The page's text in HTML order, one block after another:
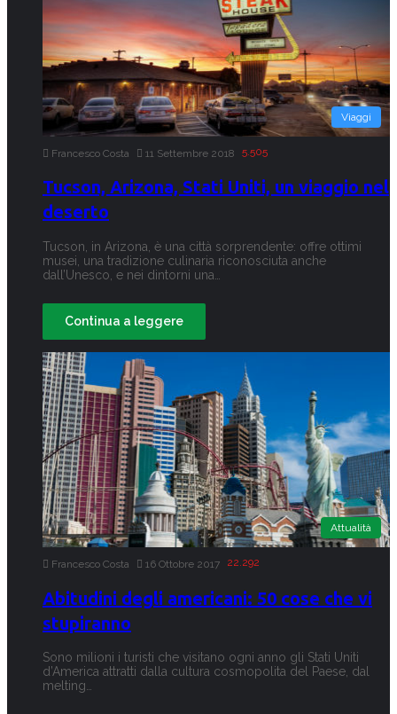
Viaggi
Francesco Costa 11 Settembre 2018 5.505
Tucson, Arizona, Stati Uniti, un viaggio nel
deserto
Tucson, in Arizona, è una città sorprendente: offre ottimi
musei, una tradizione culinaria riconosciuta anche
dall’Unesco, e nei dintorni una…
Continua a leggere
Attualità
Francesco Costa 16 Ottobre 2017 22.292
Abitudini degli americani: 50 cose che vi
stupiranno
Sono milioni i turisti che visitano ogni anno gli Stati Uniti
d’America attratti dalla cultura cosmopolita del Paese, dal
melting…